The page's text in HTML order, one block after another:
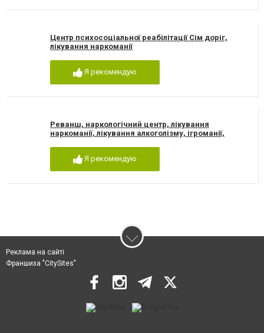
Центр психосоціальної реабілітації Сім доріг,
лікування наркоманії
Я рекомендую
Реванш, наркологічний центр, лікування
наркоманії, лікування алкоголізму, ігроманії,
Я рекомендую
Реклама на сайті
Франшиза "CitySites"